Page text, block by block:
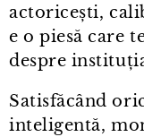
actoricești,
e o piesă care
despre
Satisfăcând
inteligentă,